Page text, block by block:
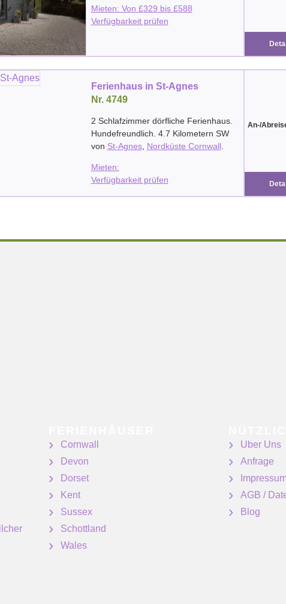
Mieten: Von £329 bis £588
Verfügbarkeit prüfen
Ferienhaus in St-Agnes
Nr. 4749
2 Schlafzimmer dörfliche Ferienhaus.
Hundefreundlich. 4.7 Kilometern SW
von St-Agnes, Nordküste Cornwall.
Mieten:
Verfügbarkeit prüfen
An-/
Cornwall
Devon
Dorset
Kent
Sussex
Schottland
Wales
Uber Uns
Anfrage
AGB /
Blog